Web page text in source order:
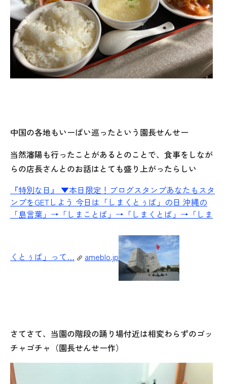
中国の各地もいーぱい巡ったという園長せんせー
当然瀋陽も行ったことがあるとのことで、食事をしなが
らの店長さんとのお話はとても盛り上がったらしい
『特別な日』 ▼本日限定！ブログスタンプあなたもスタ
ンプをGETしよう 今日は「しまくとぅば」の日 沖縄の
「島言葉」→「しまことば」→「しまくとば」→「しま
くとぅば」って… ameblo.jp
さてさて、当園の階段の踊り場付近は相変わらずのゴッ
チャゴチャ（園長せんせー作）